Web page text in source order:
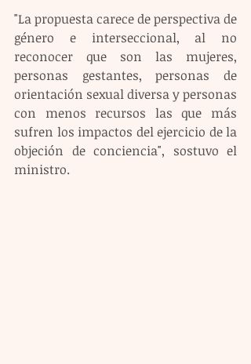
"La propuesta carece de perspectiva de
género e interseccional, al no
reconocer que son las mujeres,
personas gestantes, personas de
orientación sexual diversa y personas
con menos recursos las que más
sufren los impactos del ejercicio de la
objeción de conciencia", sostuvo el
ministro.